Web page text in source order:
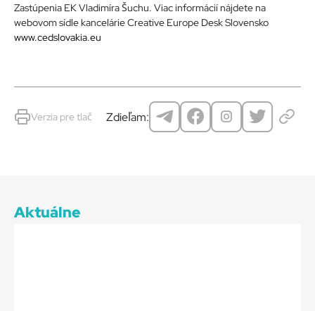
Zastúpenia EK Vladimíra Šuchu. Viac informácií nájdete na
webovom sídle kancelárie Creative Europe Desk Slovensko
www.cedslovakia.eu
Verzia pre tlač Zdieľam:
Aktuálne